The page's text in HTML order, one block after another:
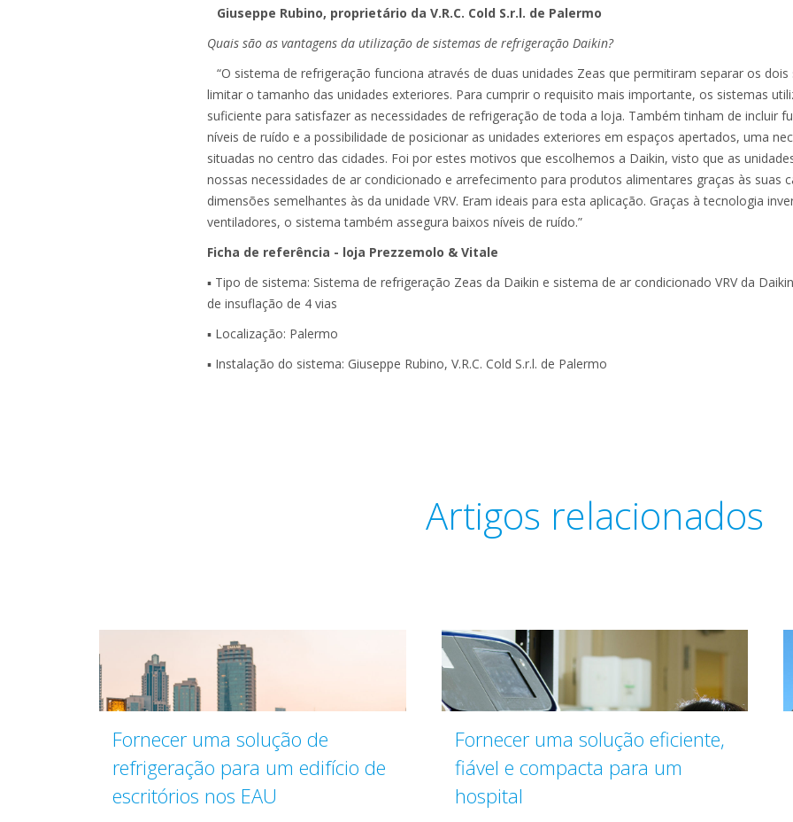
Giuseppe Rubino, proprietário da V.R.C. Cold S.r.l. de Palermo
Quais são as vantagens da utilização de sistemas de refrigeração Daikin?
“O sistema de refrigeração funciona através de duas unidades Zeas que permitiram separar os
limitar o tamanho das unidades exteriores. Para cumprir o requisito mais importante, os sistemas
suficiente para satisfazer as necessidades de refrigeração de toda a loja. Também tinham de incluir
níveis de ruído e a possibilidade de posicionar as unidades exteriores em espaços apertados, uma
situadas no centro das cidades. Foi por estes motivos que escolhemos a Daikin, visto que as
nossas necessidades de ar condicionado e arrefecimento para produtos alimentares graças às suas
dimensões semelhantes às da unidade VRV. Eram ideais para esta aplicação. Graças à tecnologia
ventiladores, o sistema também assegura baixos níveis de ruído.”
Ficha de referência - loja Prezzemolo & Vitale
▪ Tipo de sistema: Sistema de refrigeração Zeas da Daikin e sistema de ar condicionado VRV da
de insuflação de 4 vias
▪ Localização: Palermo
▪ Instalação do sistema: Giuseppe Rubino, V.R.C. Cold S.r.l. de Palermo
Artigos relacionados
Fornecer uma solução de
refrigeração para um edifício de
escritórios nos EAU
Fornecer uma solução eficiente,
fiável e compacta para um
hospital